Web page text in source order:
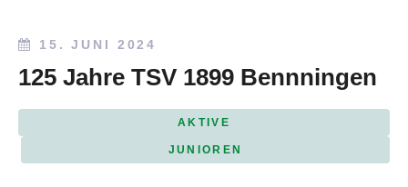
15. JUNI 2024
125 Jahre TSV 1899 Bennningen
AKTIVE
JUNIOREN